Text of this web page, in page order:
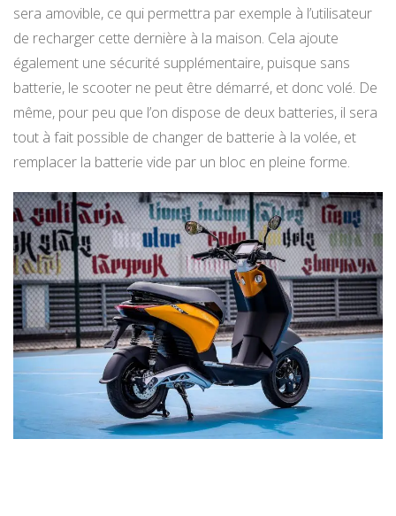
sera amovible, ce qui permettra par exemple à l’utilisateur
de recharger cette dernière à la maison. Cela ajoute
également une sécurité supplémentaire, puisque sans
batterie, le scooter ne peut être démarré, et donc volé. De
même, pour peu que l’on dispose de deux batteries, il sera
tout à fait possible de changer de batterie à la volée, et
remplacer la batterie vide par un bloc en pleine forme.